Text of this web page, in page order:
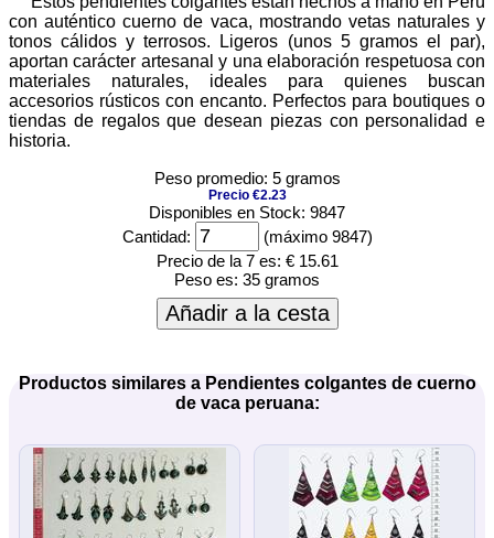
con auténtico cuerno de vaca, mostrando vetas naturales y
tonos cálidos y terrosos. Ligeros (unos 5 gramos el par),
aportan carácter artesanal y una elaboración respetuosa con
materiales naturales, ideales para quienes buscan
accesorios rústicos con encanto. Perfectos para boutiques o
tiendas de regalos que desean piezas con personalidad e
historia.
Peso promedio: 5 gramos
Precio €2.23
Disponibles en Stock: 9847
Cantidad:
(máximo 9847)
Precio de la 7 es: € 15.61
Peso es: 35 gramos
Añadir a la cesta
Productos similares a Pendientes colgantes de cuerno
de vaca peruana: